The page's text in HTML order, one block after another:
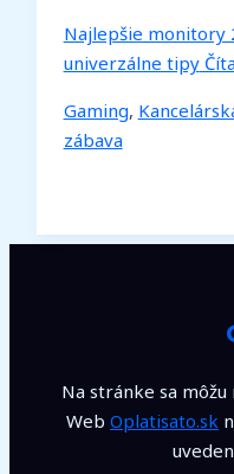
Najlepšie monitory
univerzálne tipy
Gaming,
zábava
Na stránke sa
Web Oplatisato.sk